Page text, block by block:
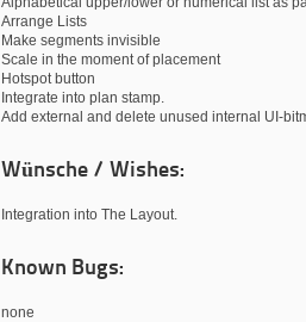
Arrange Lists
Make segments invisible
Scale in the moment of placement
Hotspot button
Integrate into plan stamp.
Add external and delete unused internal UI-
Wünsche / Wishes:
Integration into The Layout.
Known Bugs:
none